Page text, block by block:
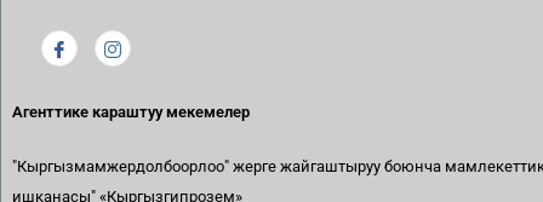
Агенттике караштуу мекемелер
"Кыргызмамжердолбоорлоо" жерге жайгаштыруу боюнча
ишканасы" «Кыргызгипрозем»